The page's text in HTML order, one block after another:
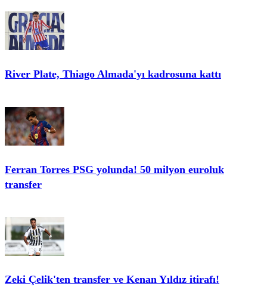
River Plate, Thiago Almada'yı kadrosuna kattı
Ferran Torres PSG yolunda! 50 milyon euroluk
transfer
Zeki Çelik'ten transfer ve Kenan Yıldız itirafı!